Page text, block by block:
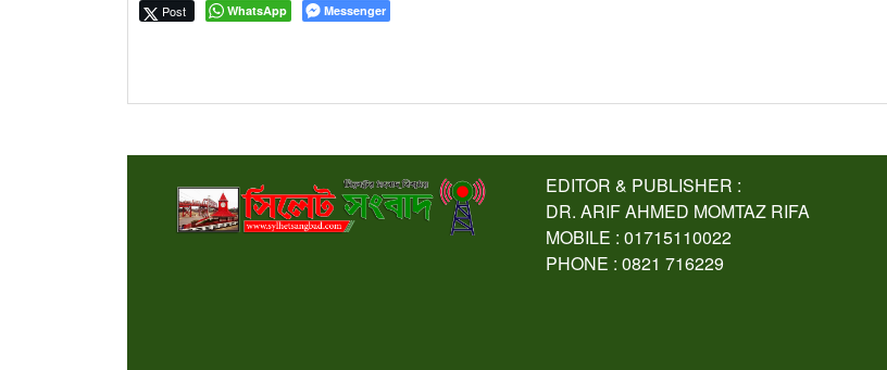
Post WhatsApp Messenger
EDITOR & PUBLISHER :
DR. ARIF AHMED MOMTAZ RIFA
MOBILE : 01715110022
PHONE : 0821 716229